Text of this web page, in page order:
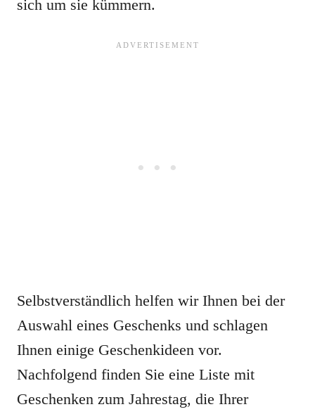
sich um sie kümmern.
Selbstverständlich helfen wir Ihnen bei der
Auswahl eines Geschenks und schlagen
Ihnen einige Geschenkideen vor.
Nachfolgend finden Sie eine Liste mit
Geschenken zum Jahrestag, die Ihrer